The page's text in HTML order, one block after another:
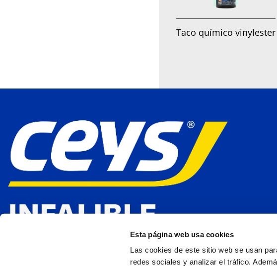
Esta página web usa cookies
Las cookies de este sitio web se usan
redes sociales y analizar el tráfico.
Taco químico vinylester